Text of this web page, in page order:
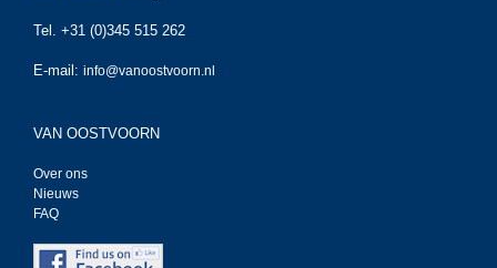
Tel. +31 (0)345 515 262
E-mail: info@vanoostvoorn.nl
VAN OOSTVOORN
Over ons
Nieuws
FAQ